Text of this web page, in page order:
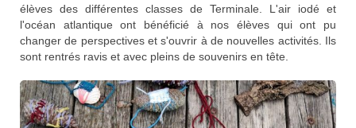
élèves des différentes classes de Terminale. L'air iodé et
l'océan atlantique ont bénéficié à nos élèves qui ont pu
changer de perspectives et s'ouvrir à de nouvelles activités. Ils
sont rentrés ravis et avec pleins de souvenirs en tête.